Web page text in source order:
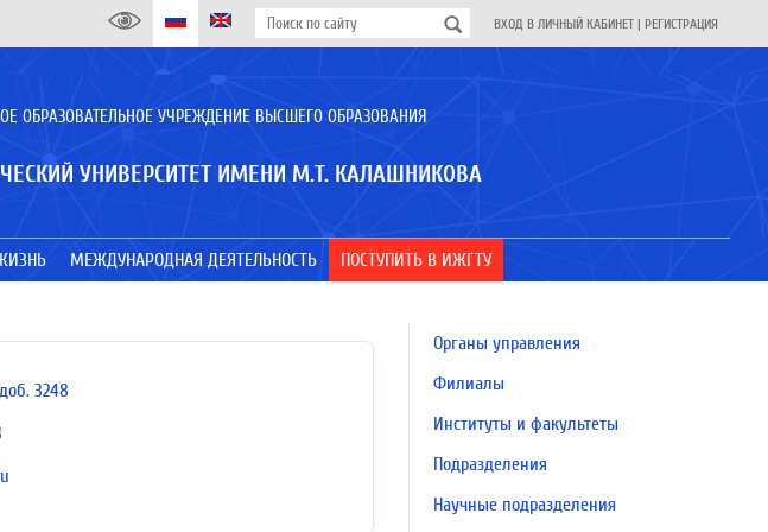
ВХОД В ЛИЧНЫЙ КАБИНЕТ | РЕГИСТРАЦИЯ
ОБРАЗОВАТЕЛЬНОЕ УЧРЕЖДЕНИЕ ВЫСШЕГО ОБРАЗОВАНИЯ
УНИВЕРСИТЕТ ИМЕНИ М.Т. КАЛАШНИКОВА
МЕЖДУНАРОДНАЯ ДЕЯТЕЛЬНОСТЬ ПОСТУПИТЬ В ИЖГТУ
3248
Органы управления
Филиалы
Институты и факультеты
Подразделения
Научные подразделения